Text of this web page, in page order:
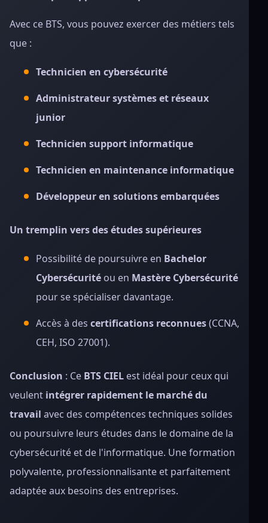
Avec ce BTS, vous pouvez exercer des métiers tels
que :
Technicien en cybersécurité
Administrateur systèmes et réseaux
junior
Technicien support informatique
Technicien en maintenance informatique
Développeur en solutions embarquées
Un tremplin vers des études supérieures
Possibilité de poursuivre en Bachelor
Cybersécurité ou en Mastère Cybersécurité
pour se spécialiser davantage.
Accès à des certifications reconnues(CCNA,
CEH, ISO 27001).
Conclusion : Ce BTS CIEL est idéal pour ceux qui
veulent intégrer rapidement le marché du
travail avec des compétences techniques solides
ou poursuivre leurs études dans le domaine de la
cybersécurité et de l'informatique. Une formation
polyvalente, professionnalisante et parfaitement
adaptée aux besoins des entreprises.